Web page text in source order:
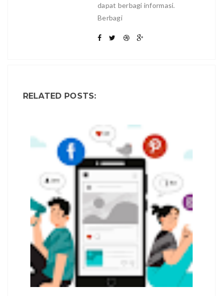
dapat berbagi informasi.
Berbagi
RELATED POSTS: